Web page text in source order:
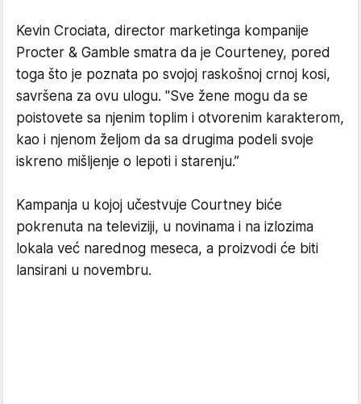
Kevin Crociata, director marketinga kompanije
Procter & Gamble smatra da je Courteney, pored
toga što je poznata po svojoj raskošnoj crnoj kosi,
savršena za ovu ulogu. "Sve žene mogu da se
poistovete sa njenim toplim i otvorenim karakterom,
kao i njenom željom da sa drugima podeli svoje
iskreno mišljenje o lepoti i starenju.”
Kampanja u kojoj učestvuje Courtney biće
pokrenuta na televiziji, u novinama i na izlozima
lokala već narednog meseca, a proizvodi će biti
lansirani u novembru.